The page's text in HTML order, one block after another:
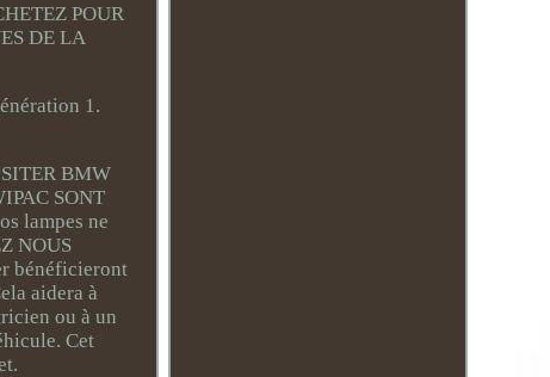
POUR
DE LA
1.
BMW
SONT
lampes ne
NOUS
bénéficieront
aidera à
ou à un
Cet